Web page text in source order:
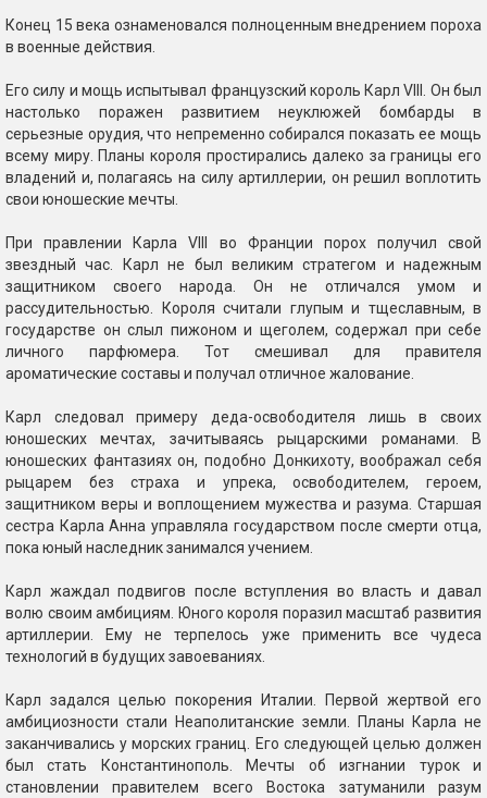
Конец 15 века ознаменовался полноценным внедрением пороха
в военные действия.
Его силу и мощь испытывал французский король Карл VIII. Он был
настолько поражен развитием неуклюжей бомбарды в
серьезные орудия, что непременно собирался показать ее мощь
всему миру. Планы короля простирались далеко за границы его
владений и, полагаясь на силу артиллерии, он решил воплотить
свои юношеские мечты.
При правлении Карла VIII во Франции порох получил свой
звездный час. Карл не был великим стратегом и надежным
защитником своего народа. Он не отличался умом и
рассудительностью. Короля считали глупым и тщеславным, в
государстве он слыл пижоном и щеголем, содержал при себе
личного парфюмера. Тот смешивал для правителя
ароматические составы и получал отличное жалование.
Карл следовал примеру деда-освободителя лишь в своих
юношеских мечтах, зачитываясь рыцарскими романами. В
юношеских фантазиях он, подобно Донкихоту, воображал себя
рыцарем без страха и упрека, освободителем, героем,
защитником веры и воплощением мужества и разума. Старшая
сестра Карла Анна управляла государством после смерти отца,
пока юный наследник занимался учением.
Карл жаждал подвигов после вступления во власть и давал
волю своим амбициям. Юного короля поразил масштаб развития
артиллерии. Ему не терпелось уже применить все чудеса
технологий в будущих завоеваниях.
Карл задался целью покорения Италии. Первой жертвой его
амбициозности стали Неаполитанские земли. Планы Карла не
заканчивались у морских границ. Его следующей целью должен
был стать Константинополь. Мечты об изгнании турок и
становлении правителем всего Востока затуманили разум